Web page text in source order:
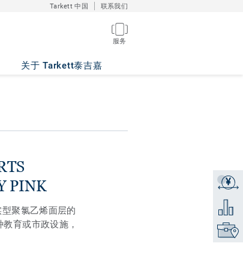
Tarkett 中国 联系我们
服务
关于 Tarkett泰吉嘉
¥
获取报
添加到
找到销
PINK
聚氯乙烯面层的
育或市政设施，